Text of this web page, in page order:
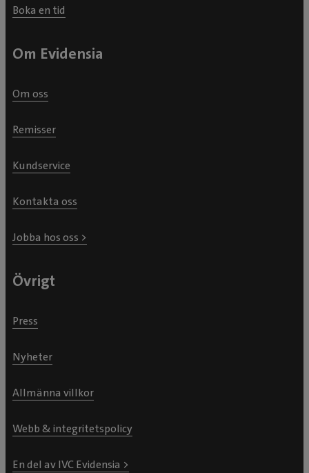
Boka en tid
Om Evidensia
Om oss
Remisser
Kundservice
Kontakta oss
Jobba hos oss >
Övrigt
Press
Nyheter
Allmänna villkor
Webb & integritetspolicy
En del av IVC Evidensia >